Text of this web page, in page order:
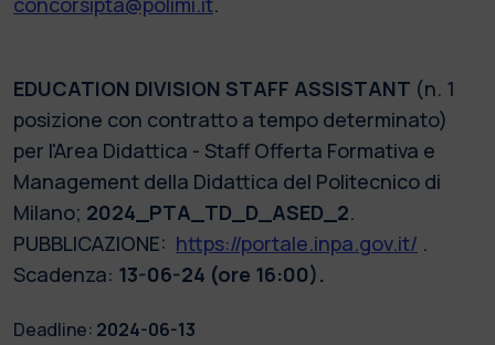
EDUCATION DIVISION STAFF ASSISTANT (n. 1
posizione con contratto a tempo determinato)
per l'Area Didattica - Staff Offerta Formativa e
Management della Didattica del Politecnico di
Milano; 2024_PTA_TD_D_ASED_2.
PUBBLICAZIONE: https://portale.inpa.gov.it/ .
Scadenza: 13-06-24 (ore 16:00).
Deadline: 2024-06-13